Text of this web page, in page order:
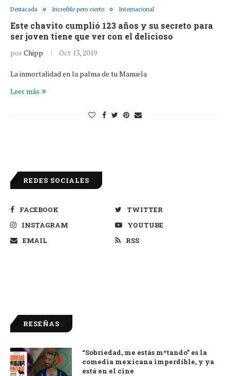
Destacada Increíble pero cierto Internacional
Este chavito cumplió 123 años y su secreto para
ser joven tiene que ver con el delicioso
porChipp Oct 13, 2019
La inmortalidad en la palma de tu Manuela
Leer más
REDES SOCIALES
FACEBOOK
TWITTER
INSTAGRAM
YOUTUBE
EMAIL
RSS
RESEÑAS
9.0
“Sobriedad, me estás m*tando” es la
comedia mexicana imperdible, y ya
está en el cine